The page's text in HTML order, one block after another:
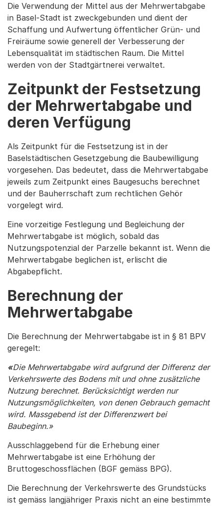
Die Verwendung der Mittel aus der Mehrwertabgabe
in Basel-Stadt ist zweckgebunden und dient der
Schaffung und Aufwertung öffentlicher Grün- und
Freiräume sowie generell der Verbesserung der
Lebensqualität im städtischen Raum. Die Mittel
werden von der Stadtgärtnerei verwaltet.
Zeitpunkt der Festsetzung
der Mehrwertabgabe und
deren Verfügung
Als Zeitpunkt für die Festsetzung ist in der
Baselstädtischen Gesetzgebung die Baubewilligung
vorgesehen. Das bedeutet, dass die Mehrwertabgabe
jeweils zum Zeitpunkt eines Baugesuchs berechnet
und der Bauherrschaft zum rechtlichen Gehör
vorgelegt wird.
Eine vorzeitige Festlegung und Begleichung der
Mehrwertabgabe ist möglich, sobald das
Nutzungspotenzial der Parzelle bekannt ist. Wenn die
Mehrwertabgabe beglichen ist, erlischt die
Abgabepflicht.
Berechnung der
Mehrwertabgabe
Die Berechnung der Mehrwertabgabe ist in § 81 BPV
geregelt:
«Die Mehrwertabgabe wird aufgrund der Differenz der
Verkehrswerte des Bodens mit und ohne zusätzliche
Nutzung berechnet. Berücksichtigt werden nur
Nutzungsmöglichkeiten, von denen Gebrauch gemacht
wird. Massgebend ist der Differenzwert bei
Baubeginn.»
Ausschlaggebend für die Erhebung einer
Mehrwertabgabe ist eine Erhöhung der
Bruttogeschossflächen (BGF gemäss BPG).
Die Berechnung der Verkehrswerte des Grundstücks
ist gemäss langjähriger Praxis nicht an eine bestimmte